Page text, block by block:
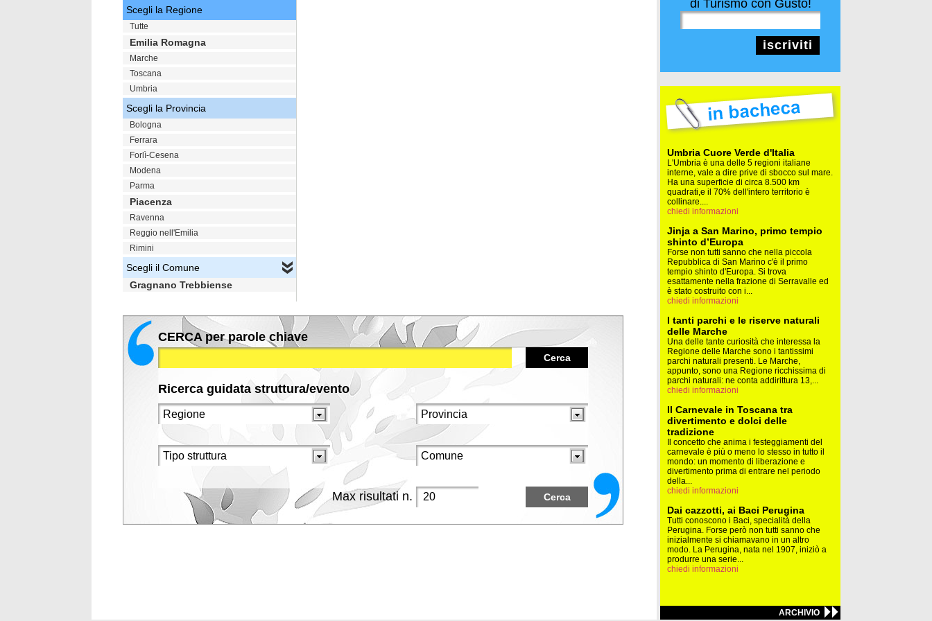
Scegli la Regione
Tutte
Emilia Romagna
Marche
Toscana
Umbria
Scegli la Provincia
Bologna
Ferrara
Forlì-Cesena
Modena
Parma
Piacenza
Ravenna
Reggio nell'Emilia
Rimini
Scegli il Comune
Gragnano Trebbiense
CERCA per parole chiave
Cerca
Ricerca guidata struttura/evento
Max risultati n. Cerca
di Turismo con Gusto!
iscriviti
Umbria Cuore Verde d'Italia
L'Umbria è una delle 5 regioni italiane
interne, vale a dire prive di sbocco sul mare.
Ha una superficie di circa 8.500 km
quadrati,e il 70% dell'intero territorio è
collinare....
chiedi informazioni
Jinja a San Marino, primo tempio
shinto d’Europa
Forse non tutti sanno che nella piccola
Repubblica di San Marino c'è il primo
tempio shinto d'Europa. Si trova
esattamente nella frazione di Serravalle ed
è stato costruito con i...
chiedi informazioni
I tanti parchi e le riserve naturali
delle Marche
Una delle tante curiosità che interessa la
Regione delle Marche sono i tantissimi
parchi naturali presenti. Le Marche,
appunto, sono una Regione ricchissima di
parchi naturali: ne conta addirittura 13,...
chiedi informazioni
Il Carnevale in Toscana tra
divertimento e dolci delle
tradizione
Il concetto che anima i festeggiamenti del
carnevale è più o meno lo stesso in tutto il
mondo: un momento di liberazione e
divertimento prima di entrare nel periodo
della...
chiedi informazioni
Dai cazzotti, ai Baci Perugina
Tutti conoscono i Baci, specialità della
Perugina. Forse però non tutti sanno che
inizialmente si chiamavano in un altro
modo. La Perugina, nata nel 1907, iniziò a
produrre una serie...
chiedi informazioni
ARCHIVIO